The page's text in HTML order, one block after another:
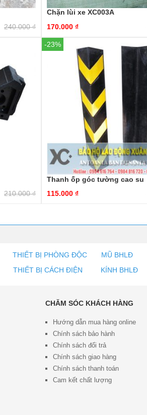
240.000₫
Chặn lùi xe XC003A
170.000 ₫
210.000₫
-23%
Thanh ốp góc tường cao su
115.000 ₫
THIẾT BỊ PHÒNG ĐỘC MŨ BHLĐ
THIẾT BỊ CÁCH ĐIỆN KÍNH BHLĐ
CHĂM SÓC KHÁCH HÀNG
Hướng dẫn mua hàng online
Chính sách bảo hành
Chính sách đổi trả
Chính sách giao hàng
Chính sách thanh toán
Cam kết chất lượng